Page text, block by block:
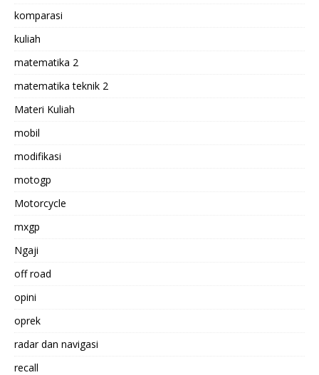
komparasi
kuliah
matematika 2
matematika teknik 2
Materi Kuliah
mobil
modifikasi
motogp
Motorcycle
mxgp
Ngaji
off road
opini
oprek
radar dan navigasi
recall